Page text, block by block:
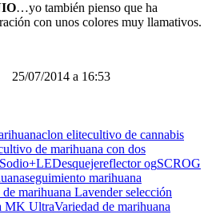
…yo también pienso que ha
con unos colores muy llamativos.
25/07/2014 a 16:53
clon elitecultivo de cannabis
de marihuana con dos
esquejereflector ogSCROG
seguimiento marihuana
de marihuana Lavender selección
MK UltraVariedad de marihuana